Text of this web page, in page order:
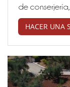
de
HACER UNA